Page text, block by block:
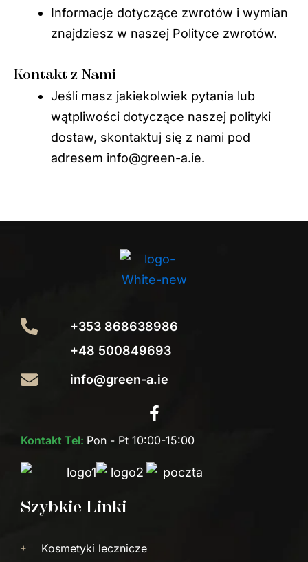
Informacje dotyczące zwrotów i wymian
znajdziesz w naszej Polityce zwrotów.
Kontakt z Nami
Jeśli masz jakiekolwiek pytania lub
wątpliwości dotyczące naszej polityki
dostaw, skontaktuj się z nami pod
adresem info@green-a.ie.
+353 868638986
+48 500849693
info@green-a.ie
F
c
e
b
Kontakt Tel: Pon - Pt 10:00-15:00
Szybkie Linki
Kosmetyki lecznicze